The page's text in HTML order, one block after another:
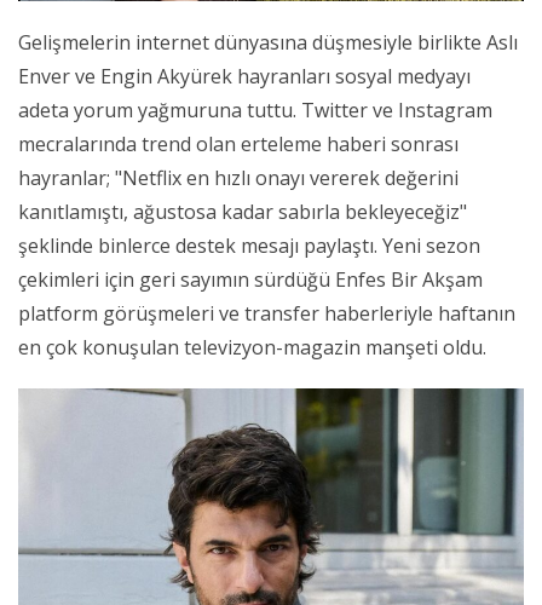
Gelişmelerin internet dünyasına düşmesiyle birlikte Aslı
Enver ve Engin Akyürek hayranları sosyal medyayı
adeta yorum yağmuruna tuttu. Twitter ve Instagram
mecralarında trend olan erteleme haberi sonrası
hayranlar; "Netflix en hızlı onayı vererek değerini
kanıtlamıştı, ağustosa kadar sabırla bekleyeceğiz"
şeklinde binlerce destek mesajı paylaştı. Yeni sezon
çekimleri için geri sayımın sürdüğü Enfes Bir Akşam
platform görüşmeleri ve transfer haberleriyle haftanın
en çok konuşulan televizyon-magazin manşeti oldu.